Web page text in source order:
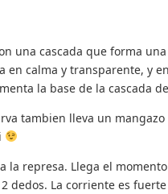
una cascada que forma
calma y transparente, y
la base de la cascada
tambien lleva un
la represa. Llega el
dedos. La corriente es